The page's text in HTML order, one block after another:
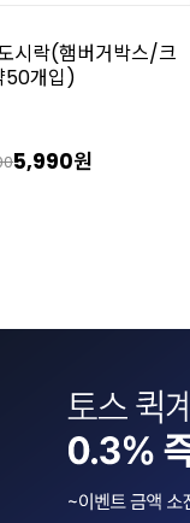
버터 10kg(250g/40
/독일1위버터)
240,000원